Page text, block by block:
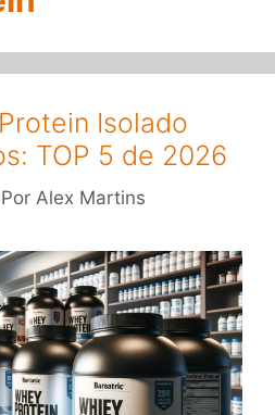
Isolado
TOP 5 de 2026
Por Alex Martins